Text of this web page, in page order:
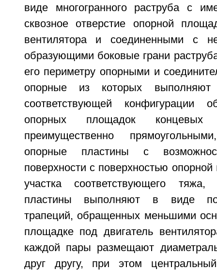
виде многогранного раструба с
сквозное отверстие опорной
вентилятора и соединенными с
образующими боковые грани
его периметру опорными и
опорные из которых выполняют
соответствующей
опорных площадок концевых
преимущественно
опорные пластины с
поверхности с поверхностью
участка соответствующего
пластины выполняют в виде
трапеций, обращенных меньшими
площадке под двигатель
каждой пары размещают
друг другу, при этом